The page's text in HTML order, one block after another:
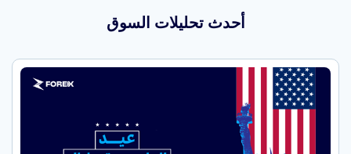
أحدث تحليلات السوق